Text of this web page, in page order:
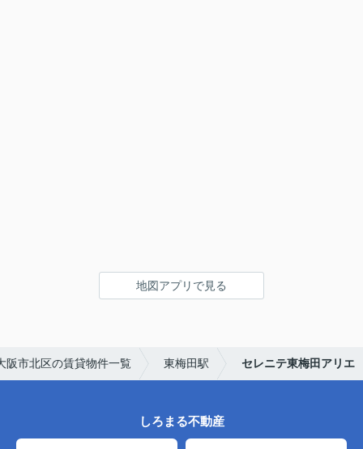
地図アプリで見る
阪市北区の賃貸物件一覧 東梅田駅 セレニテ東梅田アリエ
しろまる不動産